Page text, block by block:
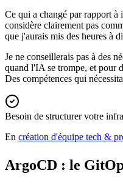
Ce qui a changé par rapport à
considère clairement pas
que j'aurais mis des heures à
Je ne conseillerais pas à des
quand l'IA se trompe, et pour
Des compétences qui
Besoin de structurer votre
En création d'équipe tech &
ArgoCD : le